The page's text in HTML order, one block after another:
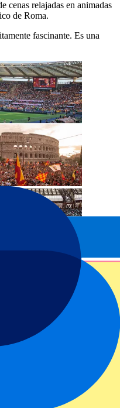
cenas relajadas en animadas
de Roma.
fascinante. Es una
de carácter y vida. Conocida
espectacular entorno y sus
intensa y
Nápoles es mucho más
es especial: